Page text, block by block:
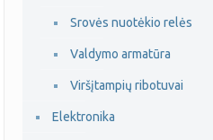
Srovės nuotėkio relės
Valdymo armatūra
Viršįtampių ribotuvai
Elektronika